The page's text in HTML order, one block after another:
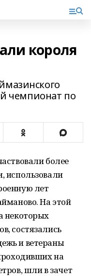
короля
чемпионат по
более
использовали
лет
На этой
некоторых
состязались
и ветераны
на
шли в зачет